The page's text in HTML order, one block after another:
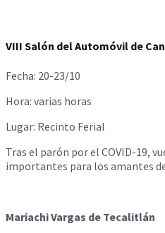
VIII Salón del Automóvil de
Fecha: 20-23/10
Hora: varias horas
Lugar: Recinto Ferial
Tras el parón por el COVID-19,
importantes para los amantes
Mariachi Vargas de Tecalitlán